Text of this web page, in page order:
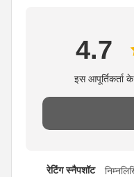
4.7
इस आपूर्तिकर्ता
रेटिंग स्नैपशॉट